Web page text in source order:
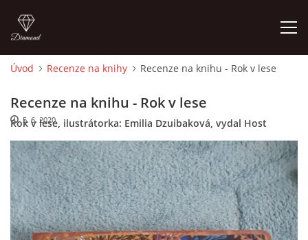
O MĚ
FOTOALBUM
DĚJINY VÝTVARNÉHO UMĚNÍ
Úvod Recenze na knihy Recenze na knihu - Rok v lese
Recenze na knihu - Rok v lese
Rok v lese, ilustrátorka: Emilia Dzuibaková, vydal Host
5. 6. 2020